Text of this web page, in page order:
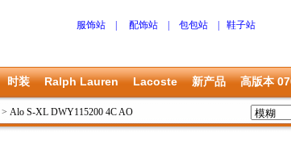
服饰站 配饰站 包包站 鞋子站
时装 Ralph Lauren Lacoste 新产品 高版本
> Alo S-XL DWY115200 4C AO